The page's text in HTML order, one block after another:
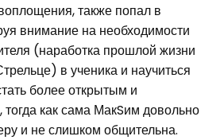
также попал в
внимание на необходимости
(наработка прошлой жизни
в ученика и научиться
более открытым и
как сама МакSим довольно
и не слишком общительна.